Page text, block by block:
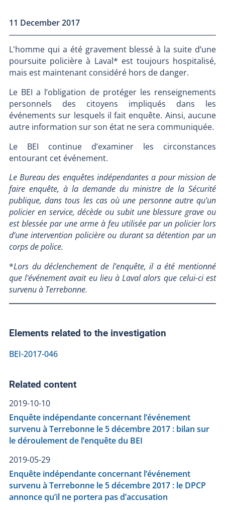
11 December 2017
L'homme qui a été gravement blessé à la suite d’une
poursuite policière à Laval* est toujours hospitalisé,
mais est maintenant considéré hors de danger.
Le BEI a l’obligation de protéger les renseignements
personnels des citoyens impliqués dans les
événements sur lesquels il fait enquête. Ainsi, aucune
autre information sur son état ne sera communiquée.
Le BEI continue d’examiner les circonstances
entourant cet événement.
Le Bureau des enquêtes indépendantes a pour mission de
faire enquête, à la demande du ministre de la Sécurité
publique, dans tous les cas où une personne autre qu’un
policier en service, décède ou subit une blessure grave ou
est blessée par une arme à feu utilisée par un policier lors
d’une intervention policière ou durant sa détention par un
corps de police.
*Lors du déclenchement de l'enquête, il a été mentionné
que l'événement avait eu lieu à Laval alors que celui-ci est
survenu à Terrebonne.
Elements related to the investigation
BEI-2017-046
Related content
2019-10-10
Enquête indépendante concernant l’événement
survenu à Terrebonne le 5 décembre 2017 : bilan sur
le déroulement de l’enquête du BEI
2019-05-29
Enquête indépendante concernant l’événement
survenu à Terrebonne le 5 décembre 2017 : le DPCP
annonce qu’il ne portera pas d’accusation